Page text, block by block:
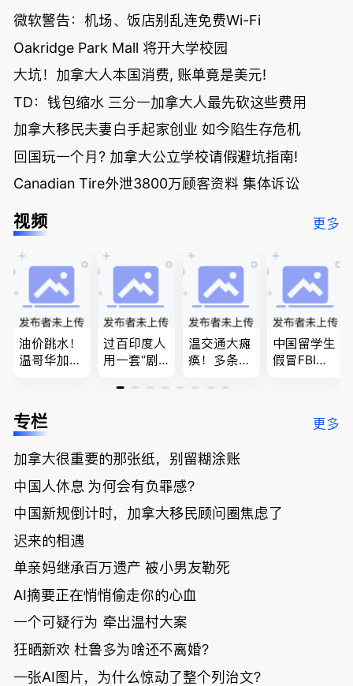
微软警告：机场、饭店别乱连免费Wi-Fi
Oakridge Park Mall 将开大学校园
大坑！加拿大人本国消费, 账单竟是美元!
TD：钱包缩水 三分一加拿大人最先砍这些费用
加拿大移民夫妻白手起家创业 如今陷生存危机
回国玩一个月? 加拿大公立学校请假避坑指南!
Canadian Tire外泄3800万顾客资料 集体诉讼
视频 更多
油价跳水！
温哥华加油
低；免费狂
送50万磅蔬
温“丑陋土
豆日”冲击
吉尼斯纪
录；惨！留
学生换汇被
骗光2万美
元，还被卷
入跨国刑案
账户遭封！
过百印度人
用一套“剧
官：太假
欠款多出$1
9万；突
发！无辜男
孩温哥华市
中心被刺身
温交通大瘫
痪！多条主
底；做顿饭
单；房市崩
国租赁市场
恐迎暴跌危
中国留学生
假冒FBI上
夫妻住进殡
专栏 更多
加拿大很重要的那张纸，别留糊涂账
中国人休息 为何会有负罪感？
中国新规倒计时，加拿大移民顾问圈焦虑了
迟来的相遇
单亲妈继承百万遗产 被小男友勒死
AI摘要正在悄悄偷走你的心血
一个可疑行为 牵出温村大案
狂晒新欢 杜鲁多为啥还不离婚？
一张AI图片，为什么惊动了整个列治文？